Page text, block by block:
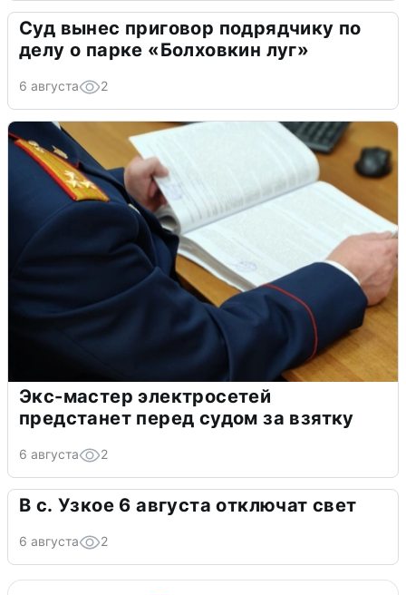
Суд вынес приговор подрядчику по
делу о парке «Болховкин луг»
6 августа 2
Экс-мастер электросетей
предстанет перед судом за взятку
6 августа 2
В с. Узкое 6 августа отключат свет
6 августа 2